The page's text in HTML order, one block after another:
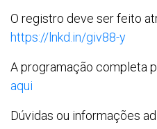
O registro deve ser feito
https://lnkd.in/giv88-y
A programação completa
aqui
Dúvidas ou informações